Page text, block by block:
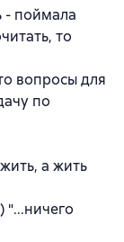
- поймала
то
вопросы для
по
а жить